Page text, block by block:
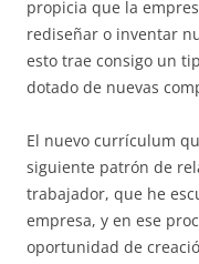
propicia que la
rediseñar o inventar
esto trae consigo un
dotado de nuevas
El nuevo currículum
siguiente patrón de
trabajador, que he
empresa, y en ese
oportunidad de